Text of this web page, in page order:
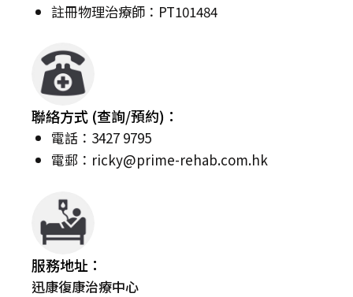
註冊物理治療師：PT101484
聯絡方式 (查詢/預約)：
電話：3427 9795
電郵： ricky@prime-rehab.com.hk
服務地址：
迅康復康治療中心